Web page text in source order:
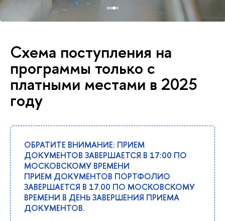
Схема поступления на
программы только с
платными местами в 2025
году
ОБРАТИТЕ ВНИМАНИЕ: ПРИЕМ
ДОКУМЕНТОВ ЗАВЕРШАЕТСЯ В 17:00 ПО
МОСКОВСКОМУ ВРЕМЕНИ
ПРИЕМ ДОКУМЕНТОВ ПОРТФОЛИО
ЗАВЕРШАЕТСЯ В 17.00 ПО МОСКОВСКОМУ
ВРЕМЕНИ В ДЕНЬ ЗАВЕРШЕНИЯ ПРИЕМА
ДОКУМЕНТОВ.